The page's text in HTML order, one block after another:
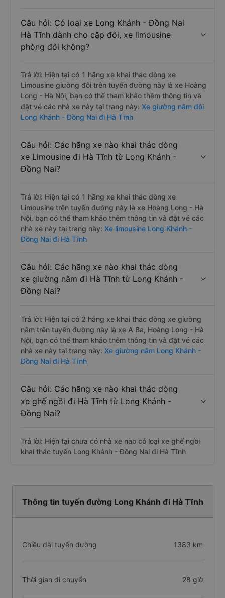
Câu hỏi: Có loại xe Long Khánh - Đồng Nai
Hà Tĩnh dành cho cặp đôi, xe limousine
phòng đôi không?
Trả lời: Hiện tại có 1 hãng xe khai thác dòng xe
Limousine giường đôi trên tuyến đường này là xe Hoàng
Long - Hà Nội, bạn có thể tham khảo thêm thông tin và
đặt vé các nhà xe này tại trang này: Xe giường nằm đôi
Long Khánh - Đồng Nai đi Hà Tĩnh
Câu hỏi: Các hãng xe nào khai thác dòng
xe Limousine đi Hà Tĩnh từ Long Khánh -
Đồng Nai?
Trả lời: Hiện tại có 1 hãng xe khai thác dòng xe
Limousine trên tuyến đường này là xe Hoàng Long - Hà
Nội, bạn có thể tham khảo thêm thông tin và đặt vé các
nhà xe này tại trang này: Xe limousine Long Khánh -
Đồng Nai đi Hà Tĩnh
Câu hỏi: Các hãng xe nào khai thác dòng
xe giường nằm đi Hà Tĩnh từ Long Khánh -
Đồng Nai?
Trả lời: Hiện tại có 2 hãng xe khai thác dòng xe giường
nằm trên tuyến đường này là xe A Ba, Hoàng Long - Hà
Nội, bạn có thể tham khảo thêm thông tin và đặt vé các
nhà xe này tại trang này: Xe giường nằm Long Khánh -
Đồng Nai đi Hà Tĩnh
Câu hỏi: Các hãng xe nào khai thác dòng
xe ghế ngồi đi Hà Tĩnh từ Long Khánh -
Đồng Nai?
Trả lời: Hiện tại chưa có nhà xe nào có loại xe ghế ngồi
khai thác tuyến Long Khánh - Đồng Nai đi Hà Tĩnh
Thông tin tuyến đường Long Khánh đi Hà Tĩnh
Chiều dài tuyến đường 1383 km
Thời gian di chuyển 28 giờ